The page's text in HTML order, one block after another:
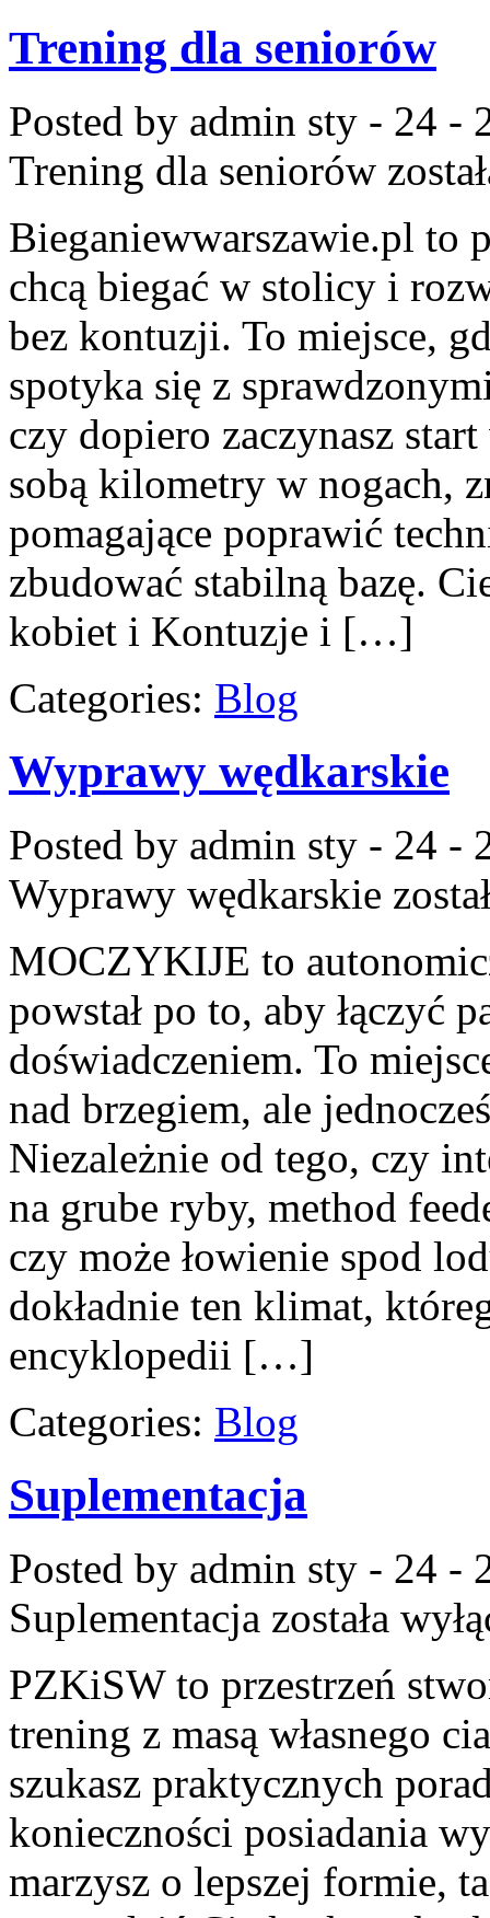
Trening dla seniorów
Posted by admin sty - 24 -
Trening dla seniorów
Bieganiewwarszawie.pl to
chcą biegać w stolicy i
bez kontuzji. To miejsce,
spotyka się z
czy dopiero zaczynasz
sobą kilometry w nogach,
pomagające poprawić
zbudować stabilną bazę.
kobiet i Kontuzje i […]
Categories: Blog
Wyprawy wędkarskie
Posted by admin sty - 24 -
Wyprawy wędkarskie
MOCZYKIJE to
powstał po to, aby łączyć
doświadczeniem. To
nad brzegiem, ale
Niezależnie od tego, czy
na grube ryby, method
czy może łowienie spod
dokładnie ten klimat,
encyklopedii […]
Categories: Blog
Suplementacja
Posted by admin sty - 24 -
Suplementacja została
PZKiSW to przestrzeń
trening z masą własnego
szukasz praktycznych
konieczności posiadania
marzysz o lepszej formie,